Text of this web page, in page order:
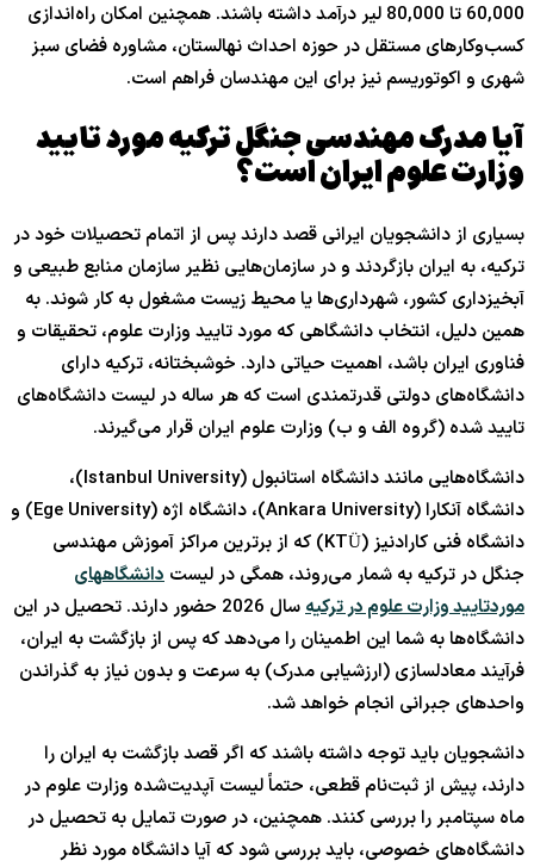
60,000 تا 80,000 لیر درآمد داشته باشند. همچنین امکان راه‌اندازی
کسب‌وکارهای مستقل در حوزه احداث نهالستان، مشاوره فضای سبز
شهری و اکوتوریسم نیز برای این مهندسان فراهم است.
آیا مدرک مهندسی جنگل ترکیه مورد تایید
وزارت علوم ایران است؟
بسیاری از دانشجویان ایرانی قصد دارند پس از اتمام تحصیلات خود در
ترکیه، به ایران بازگردند و در سازمان‌هایی نظیر سازمان منابع طبیعی و
آبخیزداری کشور، شهرداری‌ها یا محیط زیست مشغول به کار شوند. به
همین دلیل، انتخاب دانشگاهی که مورد تایید وزارت علوم، تحقیقات و
فناوری ایران باشد، اهمیت حیاتی دارد. خوشبختانه، ترکیه دارای
دانشگاه‌های دولتی قدرتمندی است که هر ساله در لیست دانشگاه‌های
تایید شده (گروه الف و ب) وزارت علوم ایران قرار می‌گیرند.
دانشگاه‌هایی مانند دانشگاه استانبول (Istanbul University)،
دانشگاه آنکارا (Ankara University)، دانشگاه اژه (Ege University) و
دانشگاه فنی کارادنیز (KTÜ) که از برترین مراکز آموزش مهندسی
جنگل در ترکیه به شمار می‌روند، همگی در لیست دانشگاههای
موردتایید وزارت علوم در ترکیه
سال 2026 حضور دارند. تحصیل در این
دانشگاه‌ها به شما این اطمینان را می‌دهد که پس از بازگشت به ایران،
فرآیند معادلسازی (ارزشیابی مدرک) به سرعت و بدون نیاز به گذراندن
واحدهای جبرانی انجام خواهد شد.
دانشجویان باید توجه داشته باشند که اگر قصد بازگشت به ایران را
دارند، پیش از ثبت‌نام قطعی، حتماً لیست آپدیت‌شده وزارت علوم در
ماه سپتامبر را بررسی کنند. همچنین، در صورت تمایل به تحصیل در
دانشگاه‌های خصوصی، باید بررسی شود که آیا دانشگاه مورد نظر